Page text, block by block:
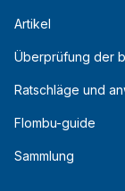
Artikel
Überprüfung der
Ratschläge und
Flombu-guide
Sammlung